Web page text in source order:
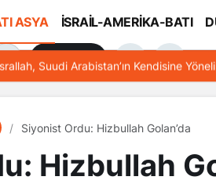
ASYA İSRAİL-AMERİKA-BATI
Sana Özel
Suudi Arabistan’ın Kendisine
Siyonist Ordu: Hizbullah Golan’da
Hizbullah